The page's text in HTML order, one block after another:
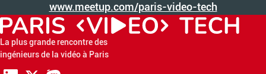
www.meetup.com/paris-video-tech
La plus grande rencontre des
ingénieurs de la vidéo à Paris